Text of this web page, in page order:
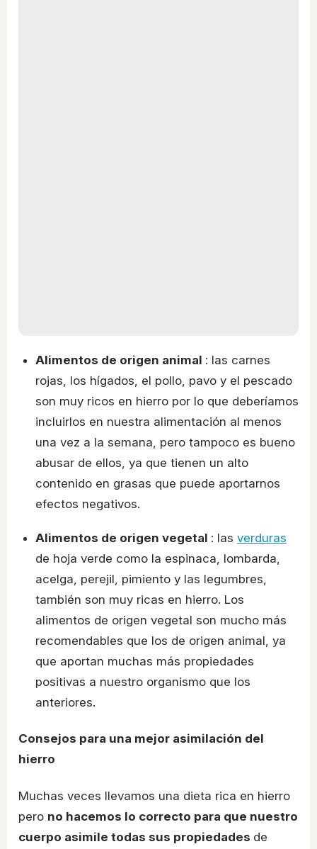
Alimentos de origen animal : las carnes
rojas, los hígados, el pollo, pavo y el pescado
son muy ricos en hierro por lo que deberíamos
incluirlos en nuestra alimentación al menos
una vez a la semana, pero tampoco es bueno
abusar de ellos, ya que tienen un alto
contenido en grasas que puede aportarnos
efectos negativos.
Alimentos de origen vegetal : las verduras
de hoja verde como la espinaca, lombarda,
acelga, perejil, pimiento y las legumbres,
también son muy ricas en hierro. Los
alimentos de origen vegetal son mucho más
recomendables que los de origen animal, ya
que aportan muchas más propiedades
positivas a nuestro organismo que los
anteriores.
Consejos para una mejor asimilación del
hierro
Muchas veces llevamos una dieta rica en hierro
pero no hacemos lo correcto para que nuestro
cuerpo asimile todas sus propiedades de